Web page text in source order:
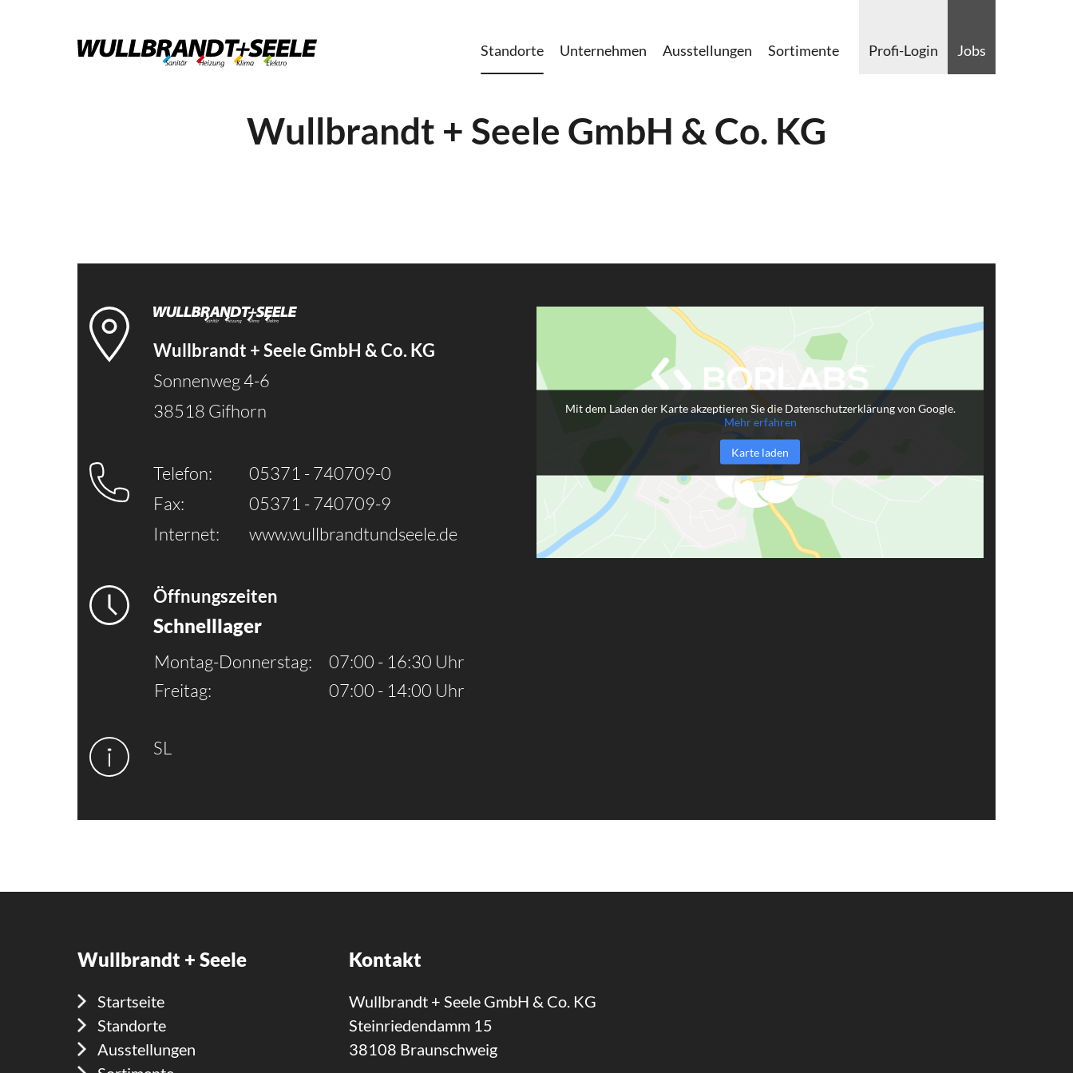
Standorte Unternehmen Ausstellungen Sortimente Profi-Login Jobs
Wullbrandt + Seele GmbH & Co. KG
Wullbrandt + Seele GmbH & Co. KG
Sonnenweg 4-6
38518 Gifhorn
Telefon:
05371 - 740709-0
Fax:
05371 - 740709-9
Internet:
www.wullbrandtundseele.de
Öffnungszeiten
Schnelllager
Montag-Donnerstag:
07:00 - 16:30 Uhr
Freitag:
07:00 - 14:00 Uhr
SL
Mit dem Laden der Karte akzeptieren Sie die Datenschutzerklärung von Google.
Mehr erfahren
Karte laden
Wullbrandt + Seele
Startseite
Standorte
Ausstellungen
Kontakt
Wullbrandt + Seele GmbH & Co. KG
Steinriedendamm 15
38108 Braunschweig